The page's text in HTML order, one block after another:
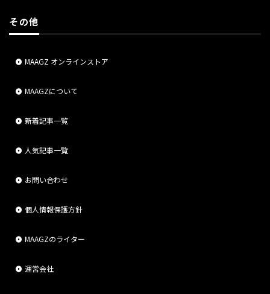
その他
MAAGZ オンラインストア
MAAGZについて
新着記事一覧
人気記事一覧
お問い合わせ
個人情報保護方針
MAAGZのライター
運営会社